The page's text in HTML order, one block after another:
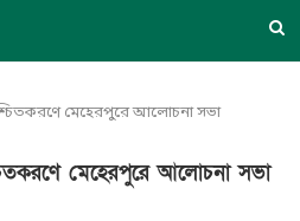
মেহেরপুরে আলোচনা সভা
মেহেরপুরে আলোচনা সভা